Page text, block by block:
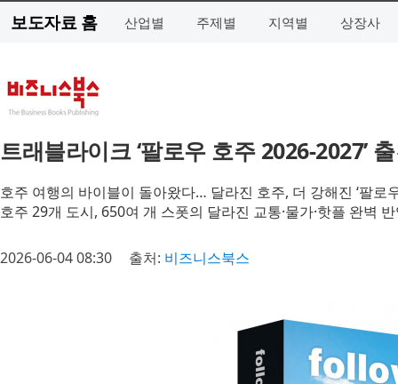
보도자료 홈 산업별 주제별 지역별 상장사
트래블라이크 ‘팔로우 호주 2026-2027’
호주 여행의 바이블이 돌아왔다… 달라진 호주, 더 강해진 ‘팔로
호주 29개 도시, 650여 개 스폿의 달라진 교통·물가·핫플 완벽
2026-06-04 08:30 출처: 비즈니스북스